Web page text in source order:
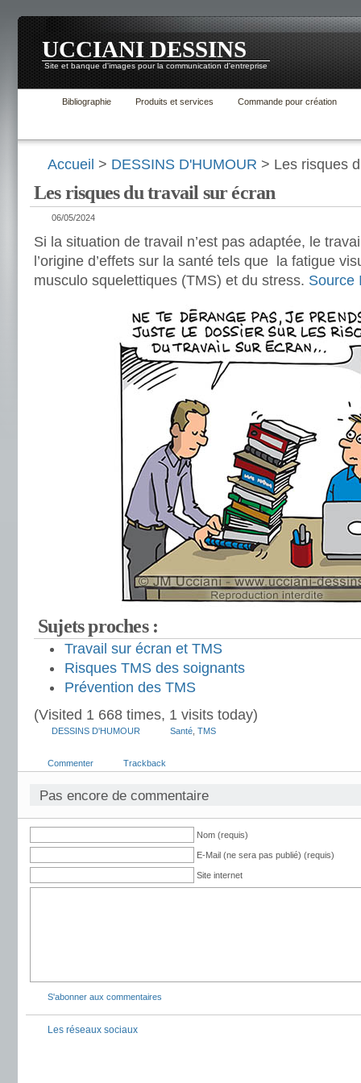
UCCIANI DESSINS
Site et banque d'images pour la communication d'entreprise
Bibliographie Produits et services Commande pour création
Accueil > DESSINS D'HUMOUR > Les risques
Les risques du travail sur écran
06/05/2024
Si la situation de travail n’est pas adaptée, le
l’origine d’effets sur la santé tels que la fatigue
musculo squelettiques (TMS) et du stress. Source
Sujets proches :
Travail sur écran et TMS
Risques TMS des soignants
Prévention des TMS
(Visited 1 668 times, 1 visits today)
DESSINS D'HUMOUR Santé TMS
Commenter Trackback
Pas encore de commentaire
Nom (requis)
E-Mail (ne sera pas publié) (requis)
Site internet
S'abonner aux commentaires
Les réseaux sociaux